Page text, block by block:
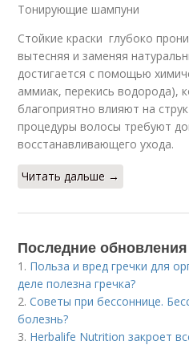
Тонирующие шампуни
Стойкие краски глубоко
вытесняя и заменяя
достигается с помощью
аммиак, перекись водорода),
благоприятно влияют на
процедуры волосы требуют
восстанавливающего ухода.
Читать дальше →
Последние
1. Польза и вред гречки для
деле полезна гречка?
2.Советы при бессоннице.
болезнь?
3. Herbalife Nutrition закроет